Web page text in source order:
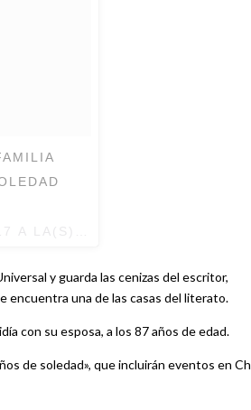
y guarda las cenizas del escritor,
encuentra una de las casas del literato.
con su esposa, a los 87 años de edad.
de soledad», que incluirán eventos en